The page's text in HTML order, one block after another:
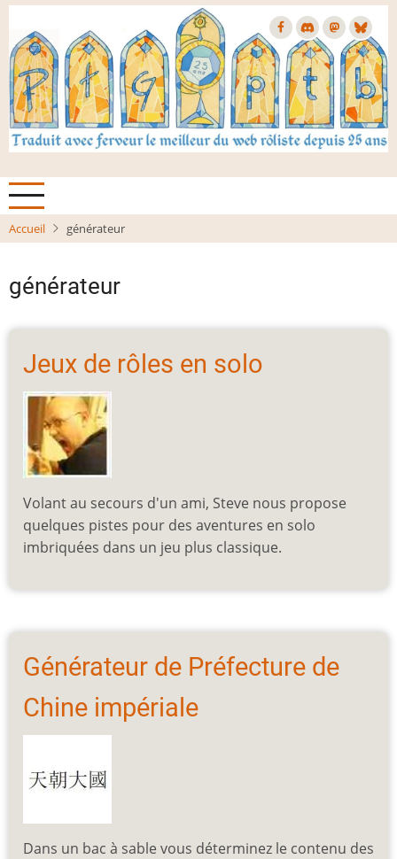
Aller
contenu
principal
Accueil générateur
générateur
Jeux de rôles en solo
Volant au secours d'un ami, Steve nous propose
quelques pistes pour des aventures en solo
imbriquées dans un jeu plus classique.
Générateur de Préfecture de
Chine impériale
Dans un bac à sable vous déterminez le contenu des